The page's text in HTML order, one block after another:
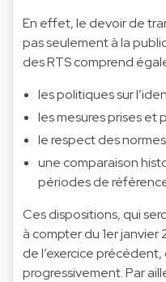
En effet, le devoir de
pas seulement à la
des RTS comprend
les politiques sur
les mesures prises et
le respect des
une comparaison
périodes de
Ces dispositions, qui
à compter du 1er janvier
de l’exercice
progressivement. Par